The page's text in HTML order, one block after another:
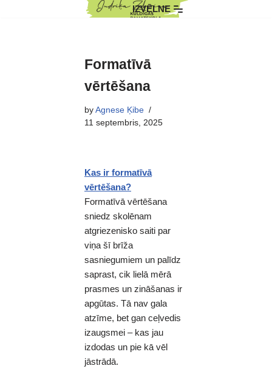
IZVĒLNE
Formatīvā
vērtēšana
by Agnese Ķibe
11 septembris, 2025
Kas ir formatīvā
vērtēšana?
Formatīvā vērtēšana
sniedz skolēnam
atgriezenisko saiti par
viņa šī brīža
sasniegumiem un palīdz
saprast, cik lielā mērā
prasmes un zināšanas ir
apgūtas. Tā nav gala
atzīme, bet gan ceļvedis
izaugsmei – kas jau
izdodas un pie kā vēl
jāstrādā.